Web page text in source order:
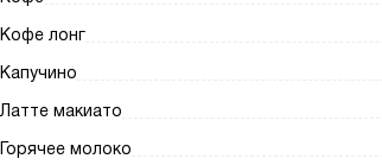
Кофе лонг
Капучино
Латте макиато
Горячее молоко